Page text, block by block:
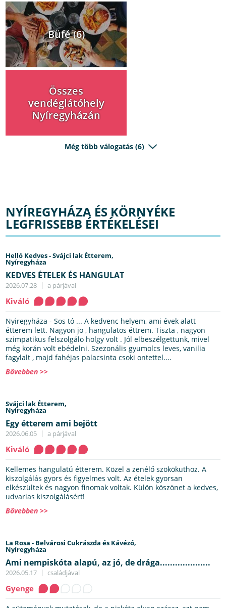
Büfé (6)
Összes
vendéglátóhely
Nyíregyházán
Még több válogatás (6)
NYÍREGYHÁZA ÉS KÖRNYÉKE
LEGFRISSEBB ÉRTÉKELÉSEI
Helló Kedves - Svájci lak Étterem,
Nyíregyháza
KEDVES ÉTELEK ÉS HANGULAT
2026.07.28 a párjával
Kiváló
Nyiregyháza - Sos tó ... A kedvenc helyem, ami évek alatt
étterem lett. Nagyon jo , hangulatos éttrem. Tiszta , nagyon
szimpatikus felszolgálo holgy volt . Jól elbeszélgettunk, mivel
még korán volt ebédelni. Szezonális gyumolcs leves, vanilia
fagylalt , majd fahéjas palacsinta csoki ontettel....
Bővebben >>
Svájci lak Étterem,
Nyíregyháza
Egy étterem ami bejött
2026.06.05 a párjával
Kiváló
Kellemes hangulatú étterem. Közel a zenélő szökökuthoz. A
kiszolgálás gyors és figyelmes volt. Az ételek gyorsan
elkészültek és nagyon finomak voltak. Külön köszönet a kedves,
udvarias kiszolgálásért!
Bővebben >>
La Rosa - Belvárosi Cukrászda és Kávézó,
Nyíregyháza
Ami nempiskóta alapú, az jó, de drága....................
2026.05.17 családjával
Gyenge